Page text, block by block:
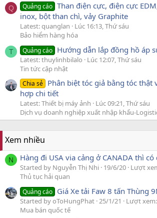
Q Quảng cáo Than điện cực, điện cực
inox, bột than chì, vảy Graphite
Latest: quanglan
Lúc 16:13, Thứ sáu
Bảo hiểm hàng hóa
T Quảng cáo Hướng dẫn lắp đồng hồ áp
Latest: thuylinhbilalo
Lúc 12:07, Thứ sáu
Tin tức cập nhật
Chia sẻ Phân biệt tóc giả bằng tóc thật
hợp chi tiết
Latest: Thiết bị máy ảnh
Lúc 09:21, Thứ sáu
Dịch vụ doanh nghiệp xuất nhập khẩu-
Xem nhiều
N Hàng đi USA via cảng ở CANADA thì có
Started by Nguyễn Thị Nhi 19/6/20 Lượt
Thủ tục hải quan
Quảng cáo Giá Xe tải Faw 8 tấn Thùng
Started by oToHungPhat 25/1/21
Lượt
Mua bán quốc tế